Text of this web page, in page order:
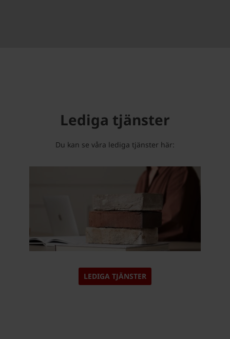
Lediga tjänster
Du kan se våra lediga tjänster här:
LEDIGA TJÄNSTER